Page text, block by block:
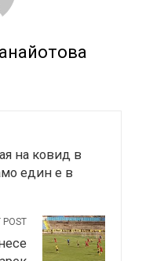
на ковид в
един е в
POST